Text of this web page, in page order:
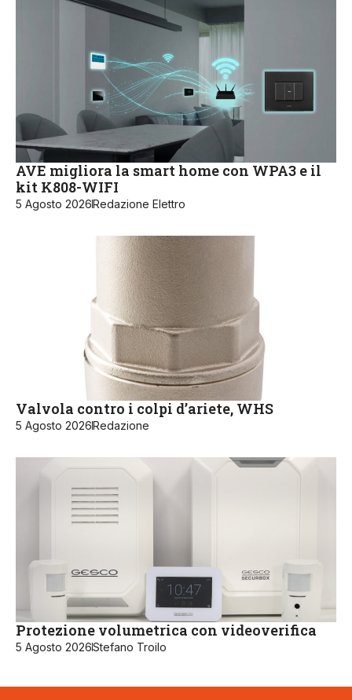
AVE migliora la smart home con WPA3 e il
kit K808-WIFI
5 Agosto 2026Redazione Elettro
Valvola contro i colpi d’ariete, WHS
5 Agosto 2026Redazione
Protezione volumetrica con videoverifica
5 Agosto 2026Stefano Troilo